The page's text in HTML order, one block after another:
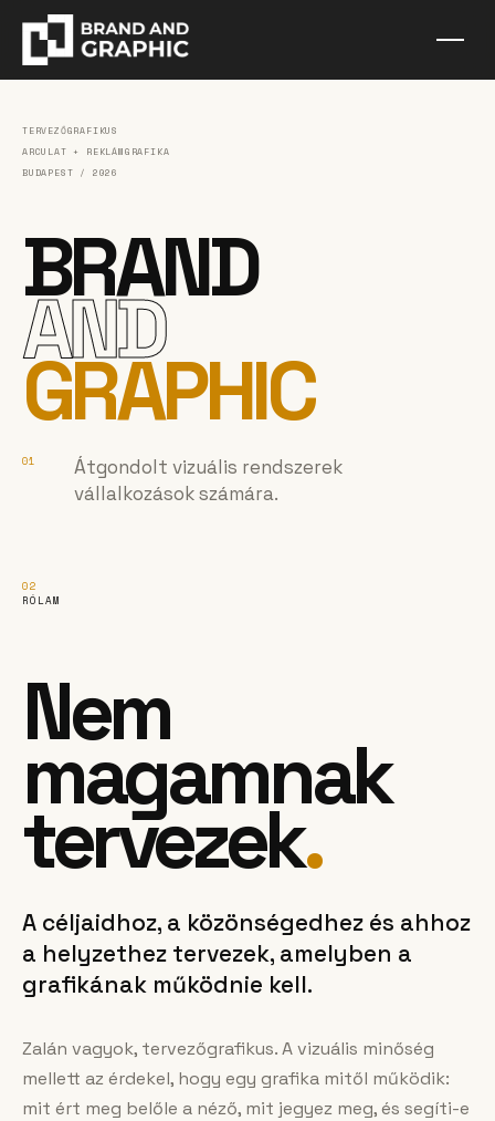
TERVEZŐGRAFIKUS
ARCULAT + REKLÁMGRAFIKA
BUDAPEST / 2026
BRAND
AND
GRAPHIC
01
Átgondolt vizuális rendszerek
vállalkozások számára.
02
RÓLAM
Nem
magamnak
tervezek.
A céljaidhoz, a közönségedhez és ahhoz
a helyzethez tervezek, amelyben a
grafikának működnie kell.
Zalán vagyok, tervezőgrafikus. A vizuális minőség
mellett az érdekel, hogy egy grafika mitől működik:
mit ért meg belőle a néző, mit jegyez meg, és segíti-e